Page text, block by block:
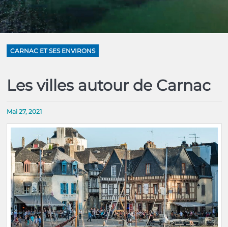
CARNAC ET SES ENVIRONS
Les villes autour de Carnac
Mai 27, 2021